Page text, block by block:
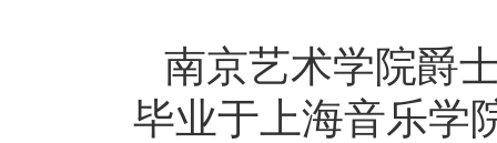
南京艺术学院爵
毕业于上海音乐学